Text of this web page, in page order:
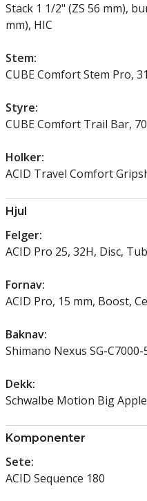
Stack 1 1/2" (ZS 56 mm),
mm), HIC
Stem:
CUBE Comfort Stem Pro,
Styre:
CUBE Comfort Trail Bar,
Holker:
ACID Travel Comfort
Hjul
Felger:
ACID Pro 25, 32H, Disc,
Fornav:
ACID Pro, 15 mm, Boost,
Baknav:
Shimano Nexus SG-
Dekk:
Schwalbe Motion Big
Komponenter
Sete:
ACID Sequence 180